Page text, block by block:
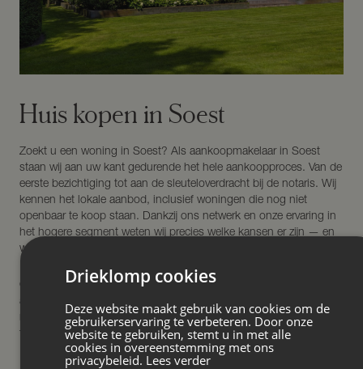
Huis kopen in Soest
Zoekt u een woning in Soest? Als aankoopmakelaar in Soest
staan wij aan uw kant gedurende het hele aankoopproces. Van de
eerste bezichtiging tot aan de sleuteloverdracht bij de notaris. Wij
kennen het lokale aanbod, inclusief woningen die nog niet
openbaar te koop staan. Dankzij ons netwerk en onze ervaring in
het hogere segment weten wij precies welke kansen er zijn — en
wat een woning echt waard is.
Onze aanpak is persoonlijk. Wij luisteren naar uw wensen,
adviseren eerlijk en onafhankelijk, en onderhandelen scherp
namens u. Zo zorgen wij dat u uw droomwoning in Soest koopt
tegen de juiste prijs en onder de beste voorwaarden.
Drieklomp cookies
Deze website maakt gebruik van cookies om de
gebruikerservaring te verbeteren. Door onze
website te gebruiken, stemt u in met alle
cookies in overeenstemming met ons
privacybeleid. Lees verder